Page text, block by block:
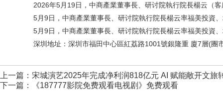
2026年5月19日，中商產業董事長、研讨院執行院長楊云（客
5月9日，中商產業董事長、研讨院執行院長楊云率福美投資
5月9日，中商產業董事長、研讨院執行院長楊云率福美投資
深圳地址：深圳市福田中心區紅荔路1001號銀隆重 廈7層(團
上一篇： 宋城演艺2025年完成净利润818亿元 AI 赋能敞开文旅
下一篇：
《187777影院免费观看电视剧》免费观看